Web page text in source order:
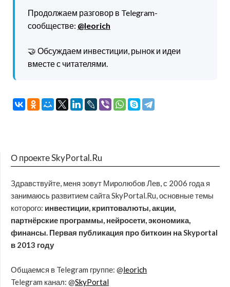
Продолжаем разговор в Telegram-
сообществе: @leorich
🤝 Обсуждаем инвестиции, рынок и идеи
вместе с читателями.
О проекте SkyPortal.Ru
Здравствуйте, меня зовут Миролюбов Лев, с 2006 года я
занимаюсь развитием сайта SkyPortal.Ru, основные темы
которого: инвестиции, криптовалюты, акции,
партнёрские программы, нейросети, экономика,
финансы. Первая публикация про биткоин на Skyportal
в 2013 году
Общаемся в Telegram группе: @leorich
Telegram канал: @SkyPortal